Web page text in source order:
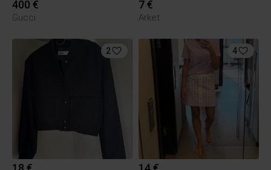
400 €
Gucci
7 €
Arket
2 4